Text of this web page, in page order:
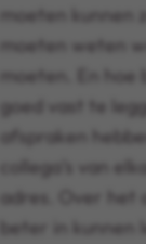
moeten kunnen
moeten weten
moeten. En
goed vast te
afspraken
collega’s van
adres. Over het
beter in kunnen